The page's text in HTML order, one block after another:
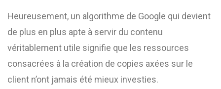
Heureusement, un algorithme de Google qui devient
de plus en plus apte à servir du contenu
véritablement utile signifie que les ressources
consacrées à la création de copies axées sur le
client n’ont jamais été mieux investies.